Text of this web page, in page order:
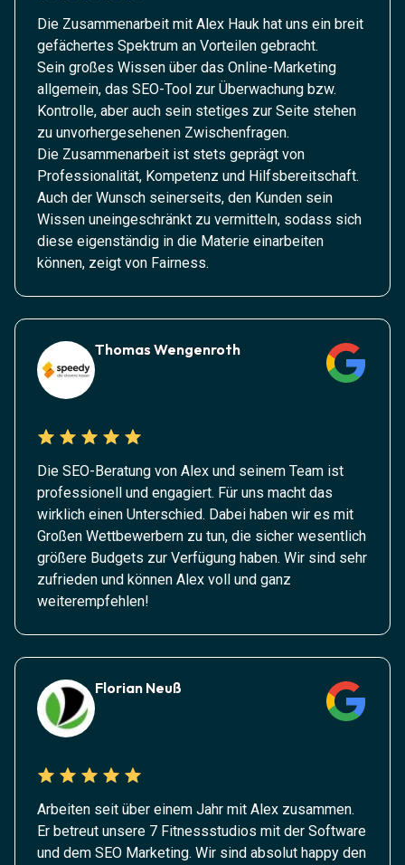
Die Zusammenarbeit mit Alex Hauk hat uns ein breit
gefächertes Spektrum an Vorteilen gebracht.
Sein großes Wissen über das Online-Marketing
allgemein, das SEO-Tool zur Überwachung bzw.
Kontrolle, aber auch sein stetiges zur Seite stehen
zu unvorhergesehenen Zwischenfragen.
Die Zusammenarbeit ist stets geprägt von
Professionalität, Kompetenz und Hilfsbereitschaft.
Auch der Wunsch seinerseits, den Kunden sein
Wissen uneingeschränkt zu vermitteln, sodass sich
diese eigenständig in die Materie einarbeiten
können, zeigt von Fairness.
Thomas Wengenroth
Die SEO-Beratung von Alex und seinem Team ist
professionell und engagiert. Für uns macht das
wirklich einen Unterschied. Dabei haben wir es mit
Großen Wettbewerbern zu tun, die sicher wesentlich
größere Budgets zur Verfügung haben. Wir sind sehr
zufrieden und können Alex voll und ganz
weiterempfehlen!
Florian Neuß
Arbeiten seit über einem Jahr mit Alex zusammen.
Er betreut unsere 7 Fitnessstudios mit der Software
und dem SEO Marketing. Wir sind absolut happy den